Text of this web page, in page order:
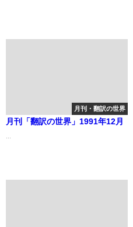
月刊・翻訳の世界
月刊「翻訳の世界」1991年12月